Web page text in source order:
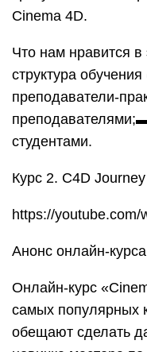
Cinema 4D.
Что нам нравится
структура
преподаватели-
студентами.
Курс 2. С4D Journey
https://
Анонс онлайн-
Онлайн-курс
самых популярных
обещают сделать